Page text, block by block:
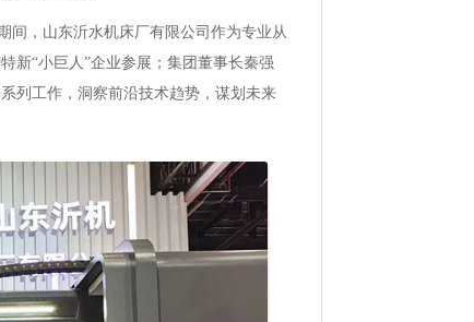
间，山东沂水机床厂有限公司作为专业从
新“小巨人”企业参展；集团董事长秦强
列工作，洞察前沿技术趋势，谋划未来